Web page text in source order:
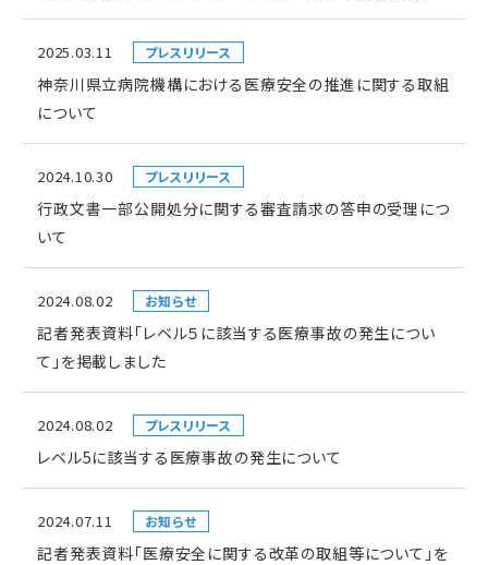
2025.03.11 プレスリリース
神奈川県立病院機構における医療安全の推進に関する取組
について
2024.10.30 プレスリリース
行政文書一部公開処分に関する審査請求の答申の受理につ
いて
2024.08.02 お知らせ
記者発表資料「レベル５に該当する医療事故の発生につい
て」を掲載しました
2024.08.02 プレスリリース
レベル5に該当する医療事故の発生について
2024.07.11 お知らせ
記者発表資料「医療安全に関する改革の取組等について」を